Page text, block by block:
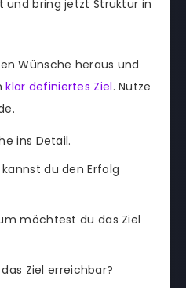
und bring jetzt Struktur in
Wünsche heraus und
klar definiertes Ziel. Nutze
ins Detail.
du den Erfolg
möchtest du das Ziel
Ziel erreichbar?